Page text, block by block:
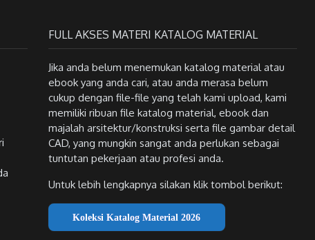
FULL AKSES MATERI KATALOG MATERIAL
Jika anda belum menemukan katalog material atau
ebook yang anda cari, atau anda merasa belum
cukup dengan file-file yang telah kami upload, kami
memiliki ribuan file katalog material, ebook dan
majalah arsitektur/konstruksi serta file gambar detail
CAD, yang mungkin sangat anda perlukan sebagai
tuntutan pekerjaan atau profesi anda.
Untuk lebih lengkapnya silakan klik tombol berikut:
Koleksi Katalog Material 2026